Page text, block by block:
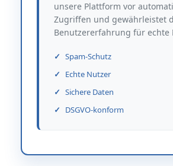
unsere Plattform vor
Zugriffen und gewährleistet
Benutzererfahrung für echte
Spam-Schutz
Echte Nutzer
Sichere Daten
DSGVO-konform